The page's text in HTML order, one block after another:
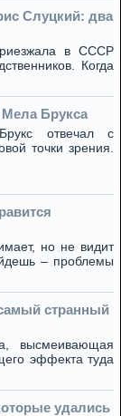
Слуцкий: два
в СССР
Когда
Брукса
отвечал с
точки зрения.
но не видит
– проблемы
странный
высмеивающая
эффекта туда
удались